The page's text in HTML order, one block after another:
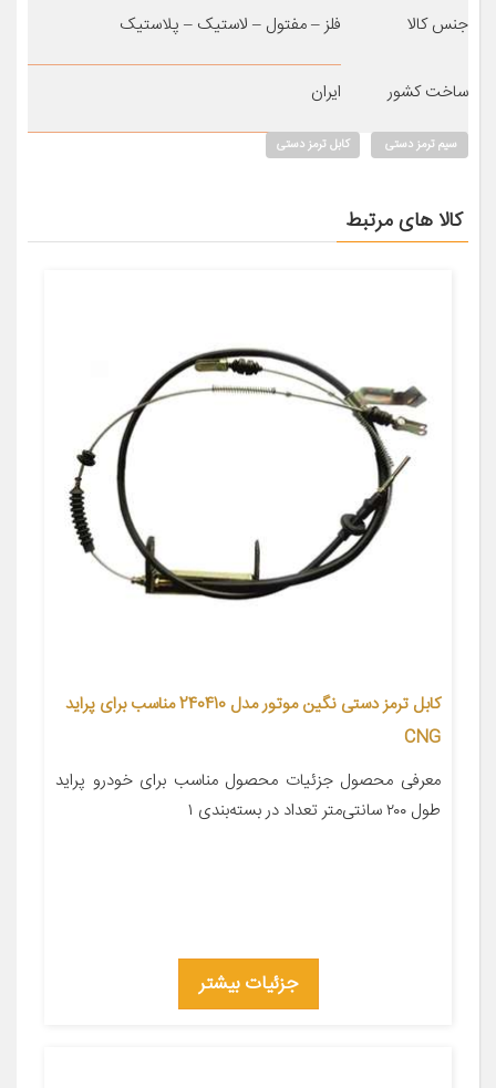
جنس کالا فلز – مفتول – لاستیک – پلاستیک
ساخت کشور ایران
سیم ترمز دستی کابل ترمز دستی
کالا های مرتبط
کابل ترمز دستی نگین موتور مدل 240410 مناسب برای پراید
CNG
معرفی محصول جزئیات محصول مناسب برای خودرو پراید
طول ۲۰۰ سانتی‌متر تعداد در بسته‌بندی ۱
جزئیات بیشتر